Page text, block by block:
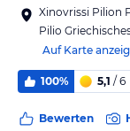
Xinovrissi Pilion
Pilio
Auf Karte
100% 5,1 / 6
Bewerten